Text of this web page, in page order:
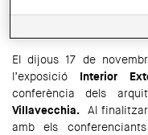
El dijous 17 de
l’exposició Interior
conferència dels
Villavecchia. Al
amb els